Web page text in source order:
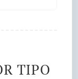
TIPO